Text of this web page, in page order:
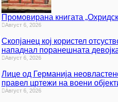
Промовирана книгата
Август 6, 2026
Скопјанец кој користел
нападнал поранешната
Август 6, 2026
Лице од Германија
правел цртежи на воени
Август 6, 2026